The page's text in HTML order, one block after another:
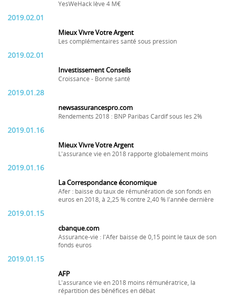
YesWeHack lève 4 M€
2019.02.01
Mieux Vivre Votre Argent
Les complémentaires santé sous pression
2019.02.01
Investissement Conseils
Croissance - Bonne santé
2019.01.28
newsassurancespro.com
Rendements 2018 : BNP Paribas Cardif sous les 2%
2019.01.16
Mieux Vivre Votre Argent
L'assurance vie en 2018 rapporte globalement moins
2019.01.16
La Correspondance économique
Afer : baisse du taux de rémunération de son fonds en
euros en 2018, à 2,25 % contre 2,40 % l'année dernière
2019.01.15
cbanque.com
Assurance-vie : l'Afer baisse de 0,15 point le taux de son
fonds euros
2019.01.15
AFP
L'assurance vie en 2018 moins rémunératrice, la
répartition des bénéfices en débat